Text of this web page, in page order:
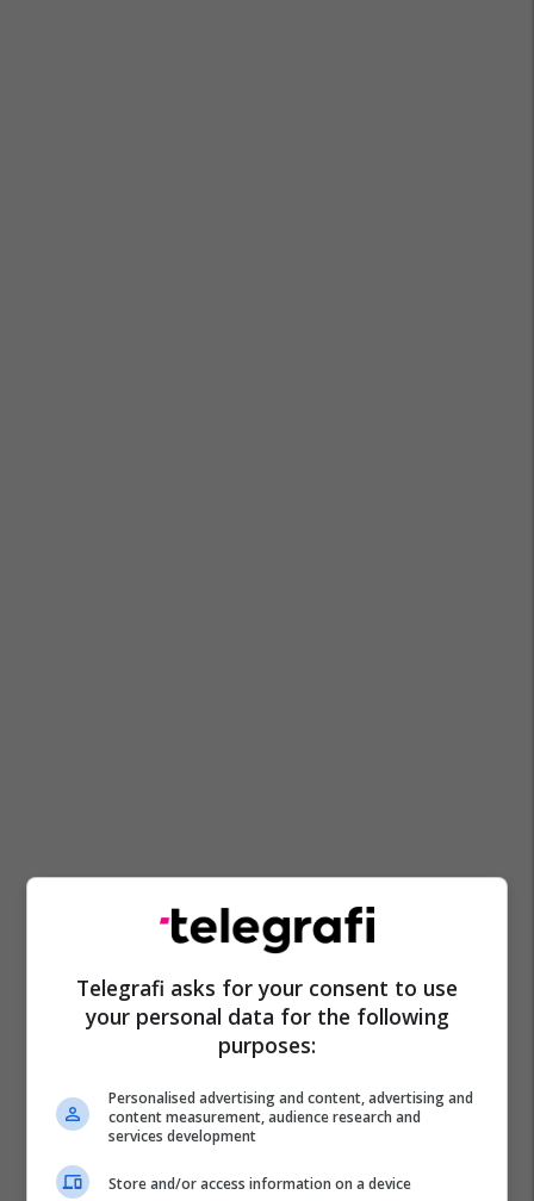
Telegrafi asks for your consent to use
your personal data for the following
purposes:
Personalised advertising and content, advertising and
content measurement, audience research and
services development
Store and/or access information on a device